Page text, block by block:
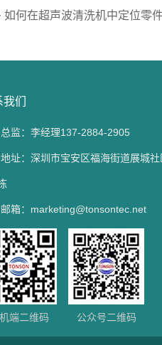
如何在超声波清洗机中定位零
们
监：李经理137-2884-2905
址：深圳市宝安区福海街道展城
箱：marketing@tonsontec.net
端二维码 公众号二维码